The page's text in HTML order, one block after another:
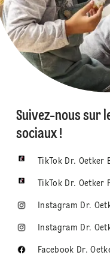
Suivez-nous sur
sociaux !
TikTok Dr. Oetker
TikTok Dr. Oetker
Instagram Dr.
Instagram Dr.
Facebook Dr.